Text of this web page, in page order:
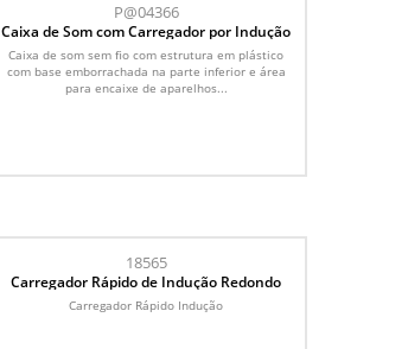
P@04366
Caixa de Som com Carregador por Indução
Caixa de som sem fio com estrutura em plástico
com base emborrachada na parte inferior e área
para encaixe de aparelhos...
18565
Carregador Rápido de Indução Redondo
Carregador Rápido Indução